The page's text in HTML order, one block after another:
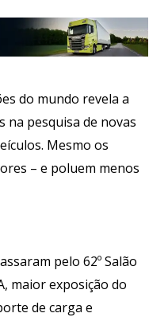
do mundo revela a
na pesquisa de novas
Mesmo os
– e poluem menos
pelo 62º Salão
maior exposição do
de carga e